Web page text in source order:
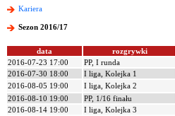
Kariera
Sezon 2016/17
data rozgrywki
2016-07-23 17:00
PP, I runda
2016-07-30 18:00
I liga, Kolejka 1
2016-08-05 19:00
I liga, Kolejka 2
2016-08-10 19:00
PP, 1/16 finału
2016-08-14 19:00
I liga, Kolejka 3